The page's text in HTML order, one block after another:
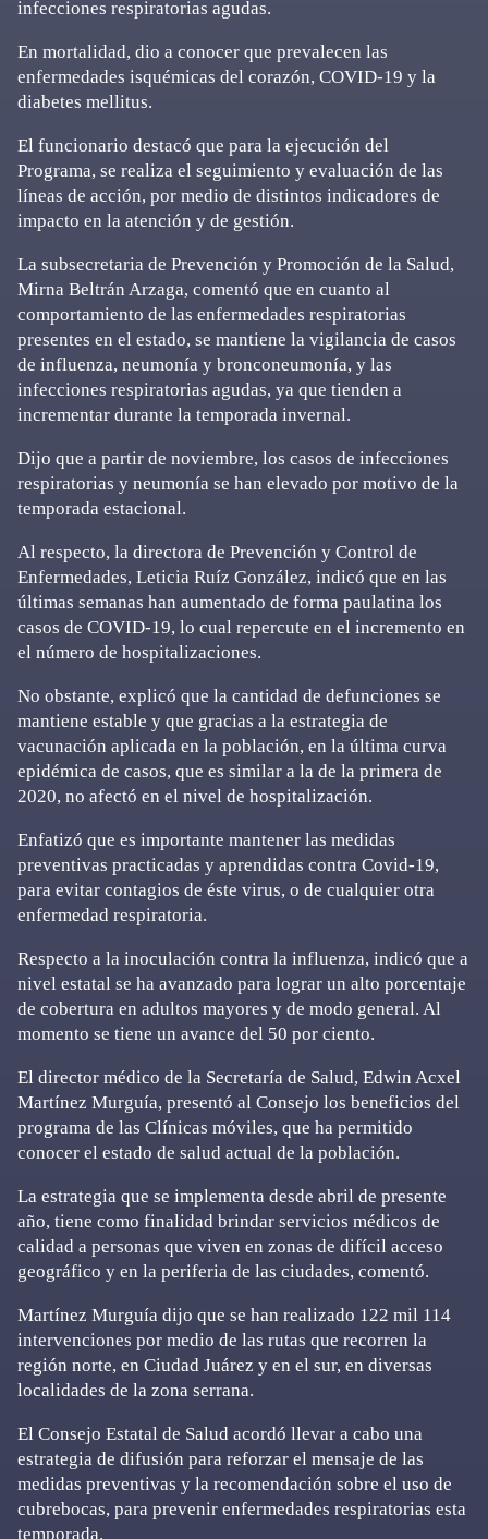
infecciones respiratorias agudas.
En mortalidad, dio a conocer que prevalecen las
enfermedades isquémicas del corazón, COVID-19 y la
diabetes mellitus.
El funcionario destacó que para la ejecución del
Programa, se realiza el seguimiento y evaluación de las
líneas de acción, por medio de distintos indicadores de
impacto en la atención y de gestión.
La subsecretaria de Prevención y Promoción de la Salud,
Mirna Beltrán Arzaga, comentó que en cuanto al
comportamiento de las enfermedades respiratorias
presentes en el estado, se mantiene la vigilancia de casos
de influenza, neumonía y bronconeumonía, y las
infecciones respiratorias agudas, ya que tienden a
incrementar durante la temporada invernal.
Dijo que a partir de noviembre, los casos de infecciones
respiratorias y neumonía se han elevado por motivo de la
temporada estacional.
Al respecto, la directora de Prevención y Control de
Enfermedades, Leticia Ruíz González, indicó que en las
últimas semanas han aumentado de forma paulatina los
casos de COVID-19, lo cual repercute en el incremento en
el número de hospitalizaciones.
No obstante, explicó que la cantidad de defunciones se
mantiene estable y que gracias a la estrategia de
vacunación aplicada en la población, en la última curva
epidémica de casos, que es similar a la de la primera de
2020, no afectó en el nivel de hospitalización.
Enfatizó que es importante mantener las medidas
preventivas practicadas y aprendidas contra Covid-19,
para evitar contagios de éste virus, o de cualquier otra
enfermedad respiratoria.
Respecto a la inoculación contra la influenza, indicó que a
nivel estatal se ha avanzado para lograr un alto porcentaje
de cobertura en adultos mayores y de modo general. Al
momento se tiene un avance del 50 por ciento.
El director médico de la Secretaría de Salud, Edwin Acxel
Martínez Murguía, presentó al Consejo los beneficios del
programa de las Clínicas móviles, que ha permitido
conocer el estado de salud actual de la población.
La estrategia que se implementa desde abril de presente
año, tiene como finalidad brindar servicios médicos de
calidad a personas que viven en zonas de difícil acceso
geográfico y en la periferia de las ciudades, comentó.
Martínez Murguía dijo que se han realizado 122 mil 114
intervenciones por medio de las rutas que recorren la
región norte, en Ciudad Juárez y en el sur, en diversas
localidades de la zona serrana.
El Consejo Estatal de Salud acordó llevar a cabo una
estrategia de difusión para reforzar el mensaje de las
medidas preventivas y la recomendación sobre el uso de
cubrebocas, para prevenir enfermedades respiratorias esta
temporada.